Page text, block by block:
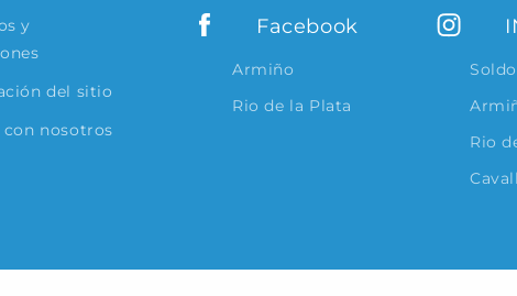
y
del sitio
con nosotros
Facebook
Armiño
Rio de la Plata
Soldo
Rio